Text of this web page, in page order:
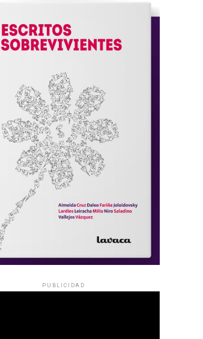
PUBLICIDAD